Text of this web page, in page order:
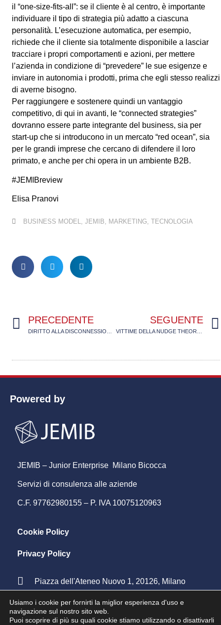
il “one-size-fits-all”: se il cliente è al centro, è importante
individuare il tipo di strategia più adatto a ciascuna
personalità. L’esecuzione automatica, per esempio,
richiede che il cliente sia totalmente disponibile a lasciar
tracciare i propri comportamenti e azioni, per mettere
l’azienda in condizione di “prevedere” le sue esigenze e
inviare in autonomia i prodotti, prima che egli stesso realizzi
di averne bisogno.
Per raggiungere e sostenere quindi un vantaggio
competitivo, di qui in avanti, le “connected strategies”
dovranno essere parte integrante del business, sia per
start-up che si introducono in un mercato “red ocean”, sia
per le grandi imprese che cercano di difendere il loro
primato, e anche per chi opera in un ambiente B2B.
#JEMIBreview
Elisa Pranovi
BUSINESS MODEL, JEMIB, MARKETING, TECNOLOGIA
PRECEDENTE SEGUENTE
Powered by
JEMIB – Junior Enterprise Milano Bicocca
Servizi di consulenza alle aziende
C.F. 97762980155 – P. IVA 10075120963
Cookie Policy
Privacy Policy
Piazza dell'Ateneo Nuovo 1, 20126, Milano
Usiamo i cookie per fornirti la miglior esperienza d'uso e
navigazione sul nostro sito web.
Puoi scoprire di più su quali cookie stiamo utilizzando o disattivarli